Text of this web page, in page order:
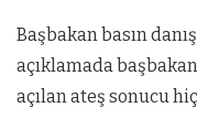
Başbakan basın
açıklamada
açılan ateş sonucu